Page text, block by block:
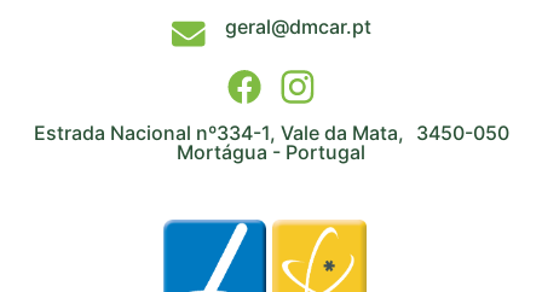
geral@dmcar.pt
Estrada Nacional nº334-1, Vale da Mata, 3450-050
Mortágua - Portugal